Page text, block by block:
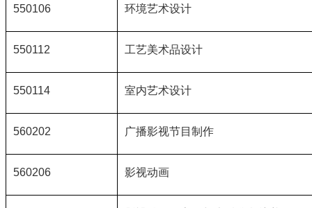
550106 环境艺术设计
550112 工艺美术品设计
550114 室内艺术设计
560202 广播影视节目制作
560206 影视动画